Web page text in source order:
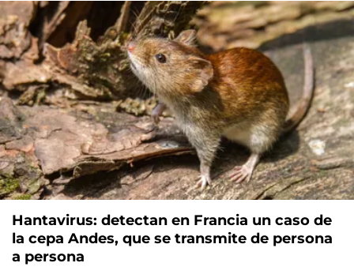
Hantavirus: detectan en Francia un caso de
la cepa Andes, que se transmite de persona
a persona